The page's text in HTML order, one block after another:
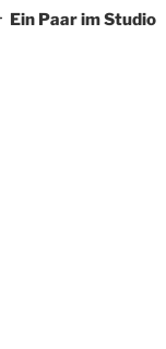
Beitrag
Ein Paar im Studio